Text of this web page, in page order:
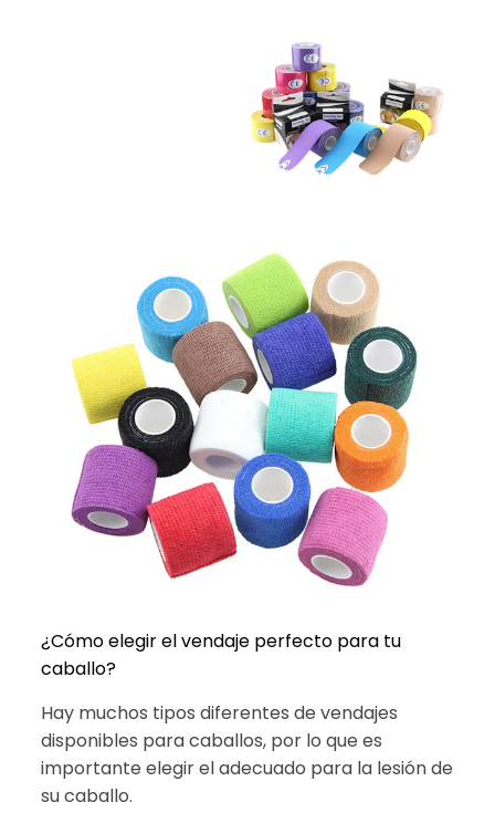
¿Cómo elegir el vendaje perfecto para tu
caballo?
Hay muchos tipos diferentes de vendajes
disponibles para caballos, por lo que es
importante elegir el adecuado para la lesión de
su caballo.